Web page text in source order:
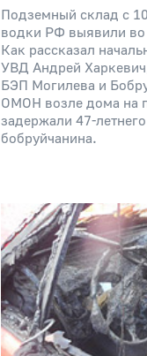
Подземный склад с
водки РФ выявили
Как рассказал
УВД Андрей
БЭП Могилева и
ОМОН возле дома на
задержали 47-
бобруйчанина.